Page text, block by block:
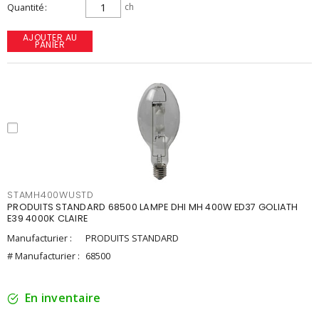
Quantité ch
AJOUTER AU
PANIER
STAMH400WUSTD
PRODUITS STANDARD 68500 LAMPE DHI MH 400W ED37 GOLIATH
E39 4000K CLAIRE
Manufacturier :
PRODUITS STANDARD
# Manufacturier : 68500
En inventaire